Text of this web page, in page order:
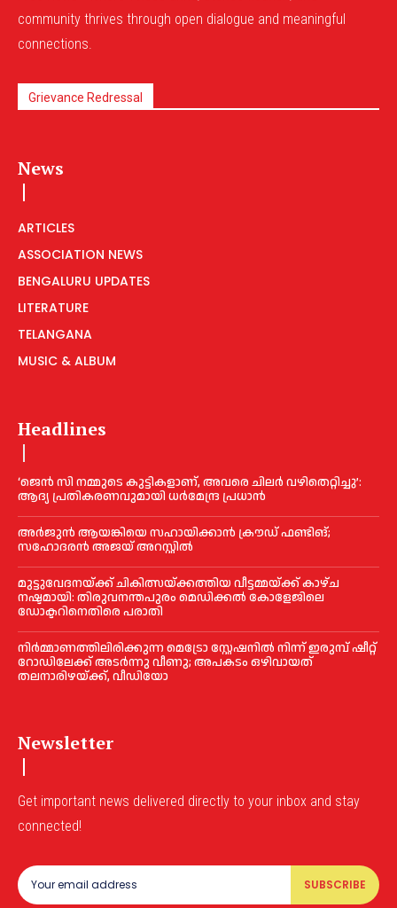
community thrives through open dialogue and meaningful
connections.
Grievance Redressal
News
ARTICLES
ASSOCIATION NEWS
BENGALURU UPDATES
LITERATURE
TELANGANA
MUSIC & ALBUM
Headlines
‘ജെൻ സി നമ്മുടെ കുട്ടികളാണ്, അവരെ ചിലര്‍ വഴിതെറ്റിച്ചു’:
ആദ്യ പ്രതികരണവുമായി ധര്‍മേന്ദ്ര പ്രധാൻ
അര്‍ജുന്‍ ആയങ്കിയെ സഹായിക്കാൻ ക്രൗഡ് ഫണ്ടിങ്;
സഹോദരന്‍ അജയ് അറസ്റ്റില്‍
മുട്ടുവേദനയ്ക്ക് ചികിത്സയ്ക്കത്തിയ വീട്ടമ്മയ്ക്ക് കാഴ്ച
നഷ്ടമായി: തിരുവനന്തപുരം മെഡിക്കല്‍ കോളേജിലെ
ഡോക്ടറിനെതിരെ പരാതി
നിർമ്മാണത്തിലിരിക്കുന്ന മെട്രോ സ്റ്റേഷനിൽ നിന്ന് ഇരുമ്പ് ഷീറ്റ്
റോഡിലേക്ക് അടർന്നു വീണു; അപകടം ഒഴിവായത്
തലനാരിഴയ്ക്ക്, വീഡിയോ
Newsletter
Get important news delivered directly to your inbox and stay
connected!
SUBSCRIBE